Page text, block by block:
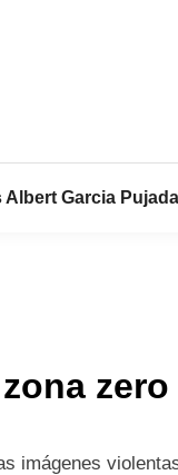
Albert Garcia
zero
imágenes